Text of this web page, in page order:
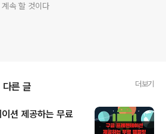
속 할 것이다
다른 글 더보기
션 제공하는 무료